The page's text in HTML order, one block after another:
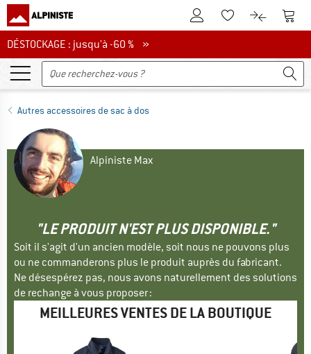
Vers le compte client
Vers la liste
Vers le
DÉSTOCKAGE : jusqu'à -60 %
DÉSTOCKAGE : jusqu'à -60 % »
Autres accessoires de sac à dos
Alpiniste Max
"LE PRODUIT N'EST PLUS DISPONIBLE."
Soit il s'agit d'un ancien modèle, soit nous ne pouvons plus
ou ne commanderons plus le produit auprès du fabricant.
Ne désespérez pas, nous avons naturellement des solutions
de rechange à vous proposer :
MEILLEURES VENTES DE LA BOUTIQUE